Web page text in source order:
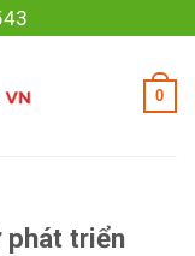
0
phát triển